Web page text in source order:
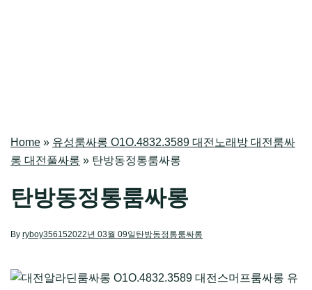
Home » 유성룸싸롱 O1O.4832.3589 대전노래방 대전룸싸
롱 대전풀싸롱 » 탄방동정통룸싸롱
탄방동정통룸싸롱
By ryboy356152022년 03월 09일 탄방동정통룸싸롱